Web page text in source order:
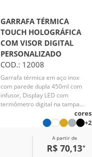
GARRAFA TÉRMICA
TOUCH HOLOGRÁFICA
COM VISOR DIGITAL
PERSONALIZADO
COD.: 12008
Garrafa térmica em aço inox
com parede dupla 450ml com
infusor, Display LED com
termômetro digital na tampa
para indicar a temperatura do
líquido, Conserva líquido quente
cores
+2
A partir de
R$ 70,13*